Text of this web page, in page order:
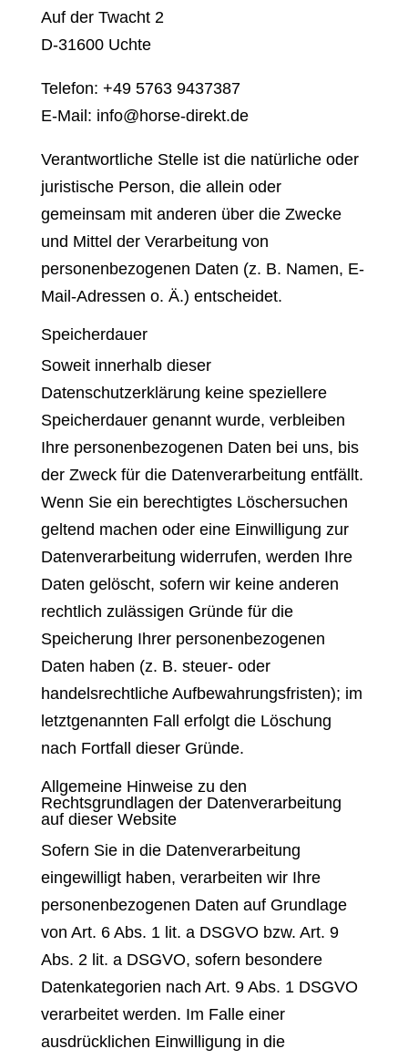
Auf der Twacht 2
D-31600 Uchte
Telefon: +49 5763 9437387
E-Mail: info@horse-direkt.de
Verantwortliche Stelle ist die natürliche oder
juristische Person, die allein oder
gemeinsam mit anderen über die Zwecke
und Mittel der Verarbeitung von
personenbezogenen Daten (z. B. Namen, E-
Mail-Adressen o. Ä.) entscheidet.
Speicherdauer
Soweit innerhalb dieser
Datenschutzerklärung keine speziellere
Speicherdauer genannt wurde, verbleiben
Ihre personenbezogenen Daten bei uns, bis
der Zweck für die Datenverarbeitung entfällt.
Wenn Sie ein berechtigtes Löschersuchen
geltend machen oder eine Einwilligung zur
Datenverarbeitung widerrufen, werden Ihre
Daten gelöscht, sofern wir keine anderen
rechtlich zulässigen Gründe für die
Speicherung Ihrer personenbezogenen
Daten haben (z. B. steuer- oder
handelsrechtliche Aufbewahrungsfristen); im
letztgenannten Fall erfolgt die Löschung
nach Fortfall dieser Gründe.
Allgemeine Hinweise zu den
Rechtsgrundlagen der Datenverarbeitung
auf dieser Website
Sofern Sie in die Datenverarbeitung
eingewilligt haben, verarbeiten wir Ihre
personenbezogenen Daten auf Grundlage
von Art. 6 Abs. 1 lit. a DSGVO bzw. Art. 9
Abs. 2 lit. a DSGVO, sofern besondere
Datenkategorien nach Art. 9 Abs. 1 DSGVO
verarbeitet werden. Im Falle einer
ausdrücklichen Einwilligung in die